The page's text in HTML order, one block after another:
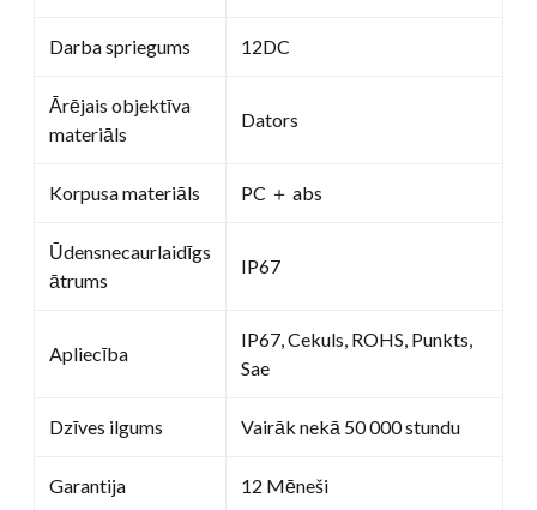
Darba spriegums 12DC
Ārējais objektīva
materiāls
Dators
Korpusa materiāls PC ＋ abs
Ūdensnecaurlaidīgs
ātrums
IP67
Apliecība
IP67, Cekuls, ROHS, Punkts,
Sae
Dzīves ilgums Vairāk nekā 50 000 stundu
Garantija 12 Mēneši